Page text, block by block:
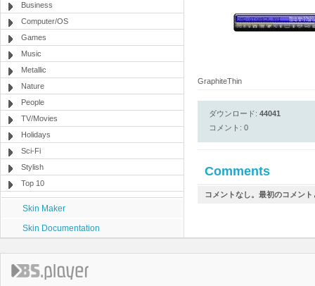
Business
Computer/OS
Games
Music
Metallic
Nature
People
TV/Movies
Holidays
Sci-Fi
Stylish
Top 10
Skin Maker
Skin Documentation
GraphiteThin
ダウンロード: 44041
コメント: 0
Comments
コメントなし。最初のコメン